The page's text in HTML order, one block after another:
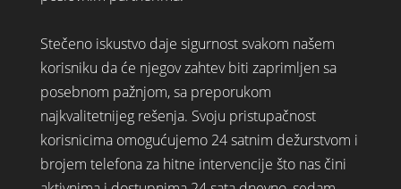
Stečeno iskustvo daje sigurnost svakom našem
korisniku da će njegov zahtev biti zaprimljen sa
posebnom pažnjom, sa preporukom
najkvalitetnijeg rešenja. Svoju pristupačnost
korisnicima omogućujemo 24 satnim dežurstvom i
brojem telefona za hitne intervencije što nas čini